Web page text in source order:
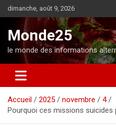
l
o
e
dimanche, août 9, 2026
Monde25
le monde des informations
Accueil 2025 novembre
4
Pourquoi ces missions suicides